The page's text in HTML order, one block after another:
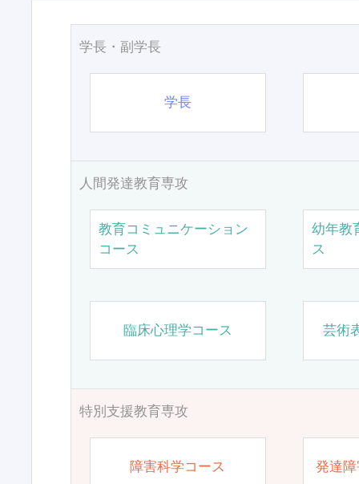
学長・副学長
学長
人間発達教育専攻
教育コミュニケーション
コース
幼年教
ス
臨床心理学コース 芸術
特別支援教育専攻
障害科学コース 発達